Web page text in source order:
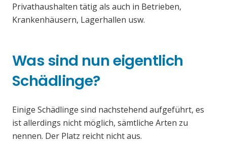
Privathaushalten tätig als auch in Betrieben,
Krankenhäusern, Lagerhallen usw.
Was sind nun eigentlich
Schädlinge?
Einige Schädlinge sind nachstehend aufgeführt, es
ist allerdings nicht möglich, sämtliche Arten zu
nennen. Der Platz reicht nicht aus.